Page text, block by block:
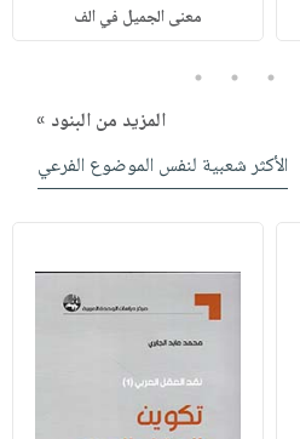
معنى الجميل في الف
3
4
5
المزيد من البنود »
الأكثر شعبية لنفس الموضوع الفرعي